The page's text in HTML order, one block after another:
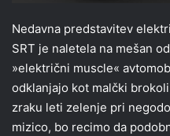
Nedavna predstavitev
SRT je naletela na mešan
»električni muscle«
odklanjajo kot malčki
zraku leti zelenje pri
mizico, bo recimo da